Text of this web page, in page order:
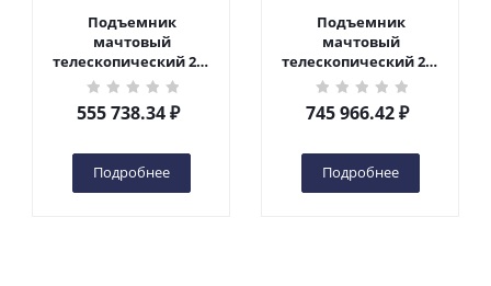
Подъемник
мачтовый
телескопический 200
кг 6 м TOR GTWY6-200S
DC 2-мачтовый
(автономный) (G) в
555 738.34₽
Подробнее
Подъемник
мачтовый
телескопический 200
кг 10 м TOR GTWY10-
200S DC 2-мачтовый
(автономный) (N) в
745 966.42₽
Подробнее